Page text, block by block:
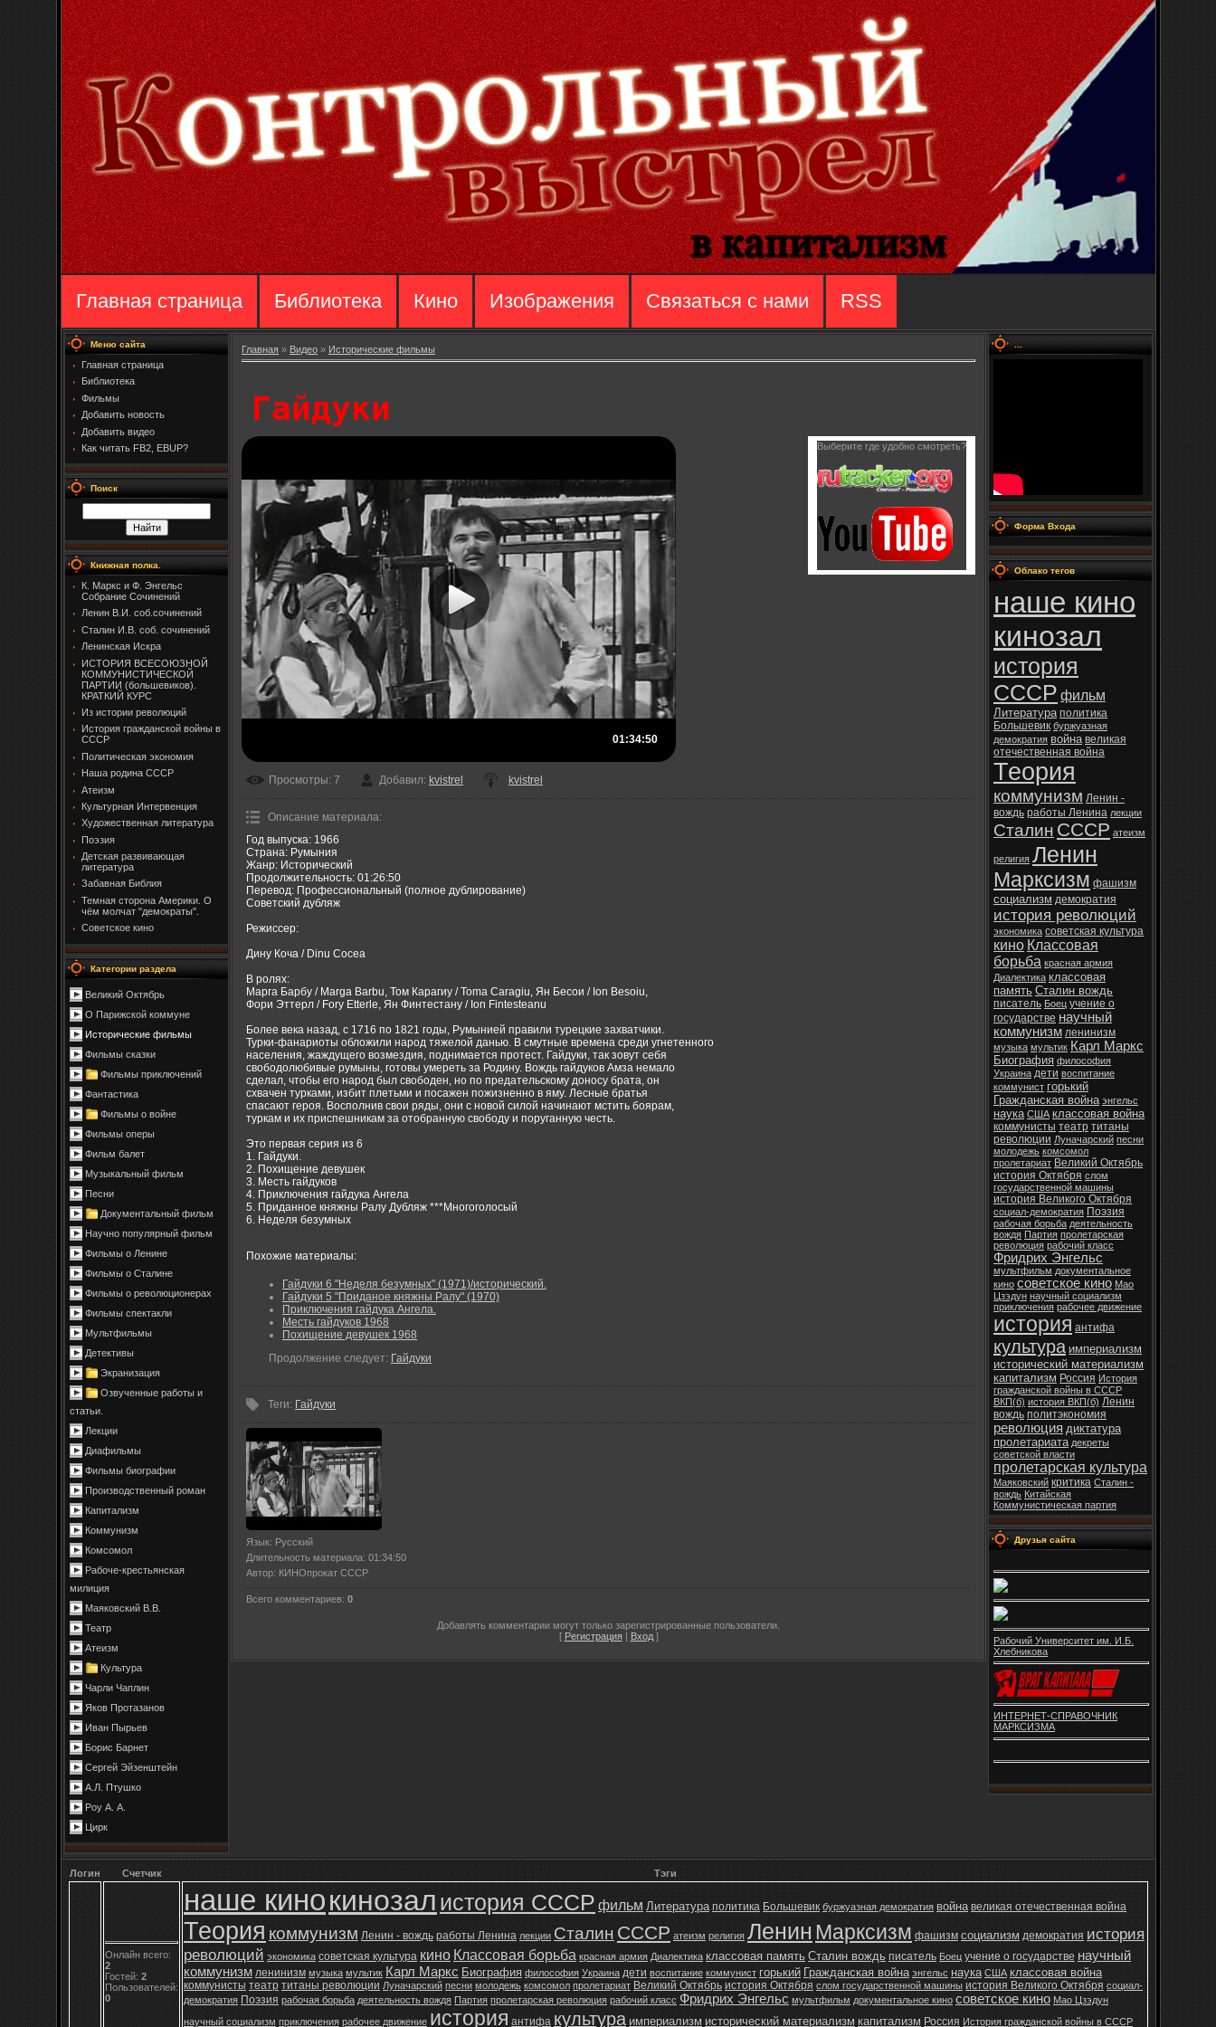
Главная страница Библиотека Кино Изображения Связаться с нами RSS
Меню сайта
Главная страница
Библиотека
Фильмы
Добавить новость
Добавить видео
Как читать FB2, EBUP?
Поиск
Книжная полка.
К. Маркс и Ф. Энгельс
Собрание Сочинений
Ленин В.И. соб.сочинений
Сталин И.В. соб. сочинений
Ленинская Искра
ИСТОРИЯ ВСЕСОЮЗНОЙ
КОММУНИСТИЧЕСКОЙ
ПАРТИИ (большевиков).
КРАТКИЙ КУРС
Из истории революций
История гражданской войны в
СССР
Политическая экономия
Наша родина СССР
Атеизм
Культурная Интервенция
Художественная литература
Поэзия
Детская развивающая
литература
Забавная Библия
Темная сторона Америки. О
чём молчат "демократы".
Советское кино
Категории раздела
Великий Октябрь
О Парижской коммуне
Исторические фильмы
Фильмы сказки
Фильмы приключений
Фантастика
Фильмы о войне
Фильмы оперы
Фильм балет
Музыкальный фильм
Песни
Документальный фильм
Научно популярный фильм
Фильмы о Ленине
Фильмы о Сталине
Фильмы о революционерах
Фильмы спектакли
Мультфильмы
Детективы
Экранизация
Озвученные работы и
статьи.
Лекции
Диафильмы
Фильмы биографии
Производственный роман
Капитализм
Коммунизм
Комсомол
Рабоче-крестьянская
милиция
Маяковский В.В.
Театр
Атеизм
Культура
Чарли Чаплин
Яков Протазанов
Иван Пырьев
Борис Барнет
Сергей Эйзенштейн
А.Л. Птушко
Роу А. А.
Цирк
Главная » Видео » Исторические фильмы
Гайдуки
01:34:50
Выберите где удобно смотреть?
Просмотры: 7 Добавил: kvistrel kvistrel
Описание материала:
Год выпуска: 1966
Страна: Румыния
Жанр: Исторический
Продолжительность: 01:26:50
Перевод: Профессиональный (полное дублирование)
Советский дубляж
Режиссер:
Дину Коча / Dinu Cocea
В ролях:
Марга Барбу / Marga Barbu, Том Карагиу / Toma Caragiu, Ян Бесои / Ion Besoiu,
Фори Эттерл / Fory Etterle, Ян Финтестану / Ion Fintesteanu
Более века назад, с 1716 по 1821 годы, Румынией правили турецкие захватчики.
Турки-фанариоты обложили народ тяжелой данью. В смутные времена среди угнетенного
населения, жаждущего возмездия, поднимается протест. Гайдуки, так зовут себя
свободолюбивые румыны, готовы умереть за Родину. Вождь гайдуков Амза немало
сделал, чтобы его народ был свободен, но по предательскому доносу брата, он
схвачен турками, избит плетьми и посажен пожизненно в яму. Лесные братья
спасают героя. Восполнив свои ряды, они с новой силой начинают мстить боярам,
туркам и их приспешникам за отобранную свободу и поруганную честь.
Это первая серия из 6
1. Гайдуки.
2. Похищение девушек
3. Месть гайдуков
4. Приключения гайдука Ангела
5. Приданное княжны Ралу Дубляж ***Многоголосый
6. Неделя безумных
Похожие материалы:
Гайдуки 6 "Неделя безумных" (1971)/исторический.
Гайдуки 5 "Приданое княжны Ралу" (1970)
Приключения гайдука Ангела.
Месть гайдуков 1968
Похищение девушек 1968
Продолжение следует: Гайдуки
Теги: Гайдуки
Язык: Русский
Длительность материала: 01:34:50
Автор: КИНОпрокат СССР
Всего комментариев: 0
Добавлять комментарии могут только зарегистрированные пользователи.
[ Регистрация| Вход]
Форма Входа
Облако тегов
наше кино
кинозал
история
СССР фильм
Литература политика
Большевик буржуазная
демократия война великая
отечественная война
Теория
коммунизм Ленин -
вождь работы Ленина лекции
Сталин СССР атеизм
религия Ленин
Марксизм фашизм
социализм демократия
история революций
экономика советская культура
кино Классовая
борьба красная армия
Диалектика классовая
память Сталин вождь
писатель Боец учение о
государстве научный
коммунизм ленинизм
музыка мультик Карл Маркс
Биография философия
Украина дети воспитание
коммунист горький
Гражданская война энгельс
наука США классовая война
коммунисты театр титаны
революции Луначарский песни
молодежь комсомол
пролетариат Великий Октябрь
история Октября слом
государственной машины
история Великого Октября
социал-демократия Поэзия
рабочая борьба деятельность
вождя Партия пролетарская
революция рабочий класс
Фридрих Энгельс
мультфильм документальное
кино советское кино Мао
Цзэдун научный социализм
приключения рабочее движение
история антифа
культура империализм
исторический материализм
капитализм Россия История
гражданской войны в СССР
ВКП(б) история ВКП(б) Ленин
вождь политэкономия
революция диктатура
пролетариата декреты
советской власти
пролетарская культура
Маяковский критика Сталин -
вождь Китайская
Коммунистическая партия
Друзья сайта
Рабочий Университет им. И.Б.
Хлебникова
ИНТЕРНЕТ-СПРАВОЧНИК
МАРКСИЗМА
Логин Счетчик Тэги
Онлайн всего:
2
Гостей: 2
Пользователей:
0
наше кинокинозалистория СССРфильм Литература политика Большевик буржуазная демократия война великая отечественная война
Теория коммунизм Ленин - вождь работы Ленина лекции Сталин СССР атеизм религия ЛенинМарксизм фашизм социализм демократия история
революций экономика советская культура киноКлассовая борьба красная армия Диалектика классовая память Сталин вождь писатель Боец учение о государстве научный
коммунизм ленинизм музыка мультик Карл Маркс Биография философия Украина дети воспитание коммунист горький Гражданская война энгельс наука США классовая война
коммунисты театр титаны революции Луначарский песни молодежь комсомол пролетариат Великий Октябрь история Октября слом государственной машины история Великого Октября социал-
демократия Поэзия рабочая борьба деятельность вождя Партия пролетарская революция рабочий класс Фридрих Энгельс мультфильм документальное кино советское кино Мао Цзэдун
научный социализм приключения рабочее движение история антифа культура империализм исторический материализм капитализм Россия История гражданской войны в СССР